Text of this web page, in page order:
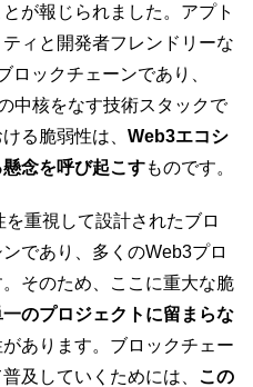
とが報じられました。アプト
ィと開発者フレンドリーな
ロックチェーンであり、
中核をなす技術スタックで
る脆弱性は、 Web3エコシ
念を呼び起こすものです。
重視して設計されたブロ
であり、多くのWeb3プロ
そのため、ここに重大な脆
一のプロジェクトに留まらな
あります。ブロックチェー
及していくためには、
この